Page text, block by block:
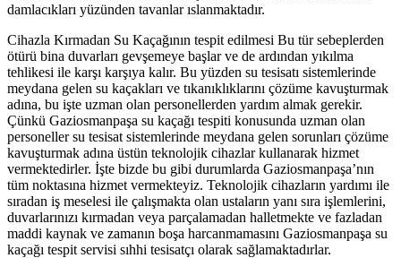
damlacıkları yüzünden tavanlar ıslanmaktadır.
Cihazla Kırmadan Su Kaçağının tespit edilmesi Bu tür sebeplerden
ötürü bina duvarları gevşemeye başlar ve de ardından yıkılma
tehlikesi ile karşı karşıya kalır. Bu yüzden su tesisatı sistemlerinde
meydana gelen su kaçakları ve tıkanıklıklarını çözüme kavuşturmak
adına, bu işte uzman olan personellerden yardım almak gerekir.
Çünkü Gaziosmanpaşa su kaçağı tespiti konusunda uzman olan
personeller su tesisat sistemlerinde meydana gelen sorunları çözüme
kavuşturmak adına üstün teknolojik cihazlar kullanarak hizmet
vermektedirler. İşte bizde bu gibi durumlarda Gaziosmanpaşa’nın
tüm noktasına hizmet vermekteyiz. Teknolojik cihazların yardımı ile
sıradan iş meselesi ile çalışmakta olan ustaların yanı sıra işlemlerini,
duvarlarınızı kırmadan veya parçalamadan halletmekte ve fazladan
maddi kaynak ve zamanın boşa harcanmamasını Gaziosmanpaşa su
kaçağı tespit servisi sıhhi tesisatçı olarak sağlamaktadırlar.